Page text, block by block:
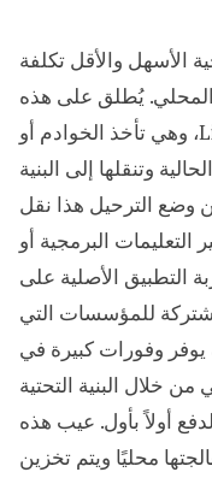
الأسهل والأقل تكلفة
المحلي. يُطلق على هذه
الطريقة أيضًا اسم Lift and Shift، وهي تأخذ الخوادم أو
وتنقلها إلى البنية
وضع الترحيل هذا نقل
البرمجية أو
التطبيق الأصلية على
للمؤسسات التي
يوفر وفورات كبيرة في
من خلال البنية التحتية
أولاً بأول. عيب هذه
محليًا ويتم تخزين